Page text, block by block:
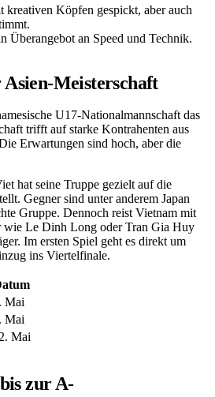
kreativen Köpfen gespickt, aber auch
Überangebot an Speed und Technik.
Meisterschaft
U17-Nationalmannschaft das
trifft auf starke Kontrahenten aus
Erwartungen sind hoch, aber die
hat seine Truppe gezielt auf die
Gegner sind unter anderem Japan
Gruppe. Dennoch reist Vietnam mit
wie Le Dinh Long oder Tran Gia Huy
Im ersten Spiel geht es direkt um
ins Viertelfinale.
Mai
Mai
Mai
zur A-